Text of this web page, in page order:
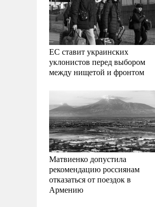
ЕС ставит украинских
уклонистов перед выбором
между нищетой и фронтом
Матвиенко допустила
рекомендацию россиянам
отказаться от поездок в
Армению